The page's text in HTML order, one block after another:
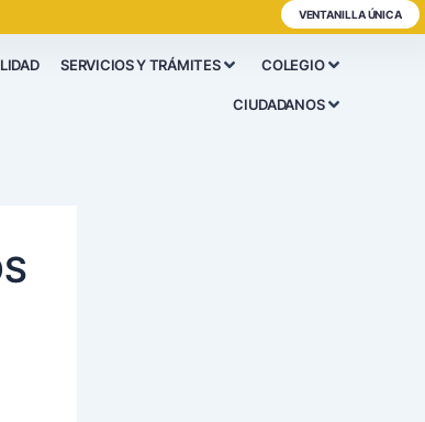
VENTANILLA ÚNICA
SERVICIOS Y TRÁMITES COLEGIO
CIUDADANOS